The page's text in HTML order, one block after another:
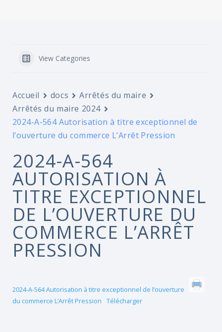
View Categories
Accueil docs
Arrêtés du maire
Arrêtés du maire 2024
2024-A-564 Autorisation à titre exceptionnel de
l’ouverture du commerce L’Arrêt Pression
2024-A-564
AUTORISATION À
TITRE EXCEPTIONNEL
DE L’OUVERTURE DU
COMMERCE L’ARRÊT
PRESSION
2024-A-564 Autorisation à titre exceptionnel de l’ouverture
du commerce L’Arrêt Pression
Télécharger